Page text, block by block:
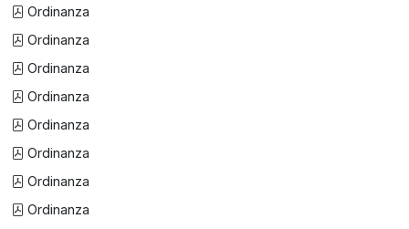
Ordinanza
Ordinanza
Ordinanza
Ordinanza
Ordinanza
Ordinanza
Ordinanza
Ordinanza